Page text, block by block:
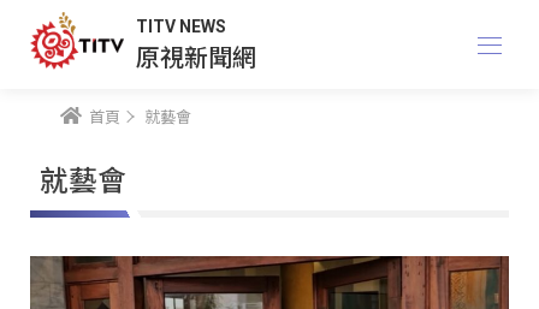
TITV NEWS
原視新聞網
首頁 就藝會
就藝會